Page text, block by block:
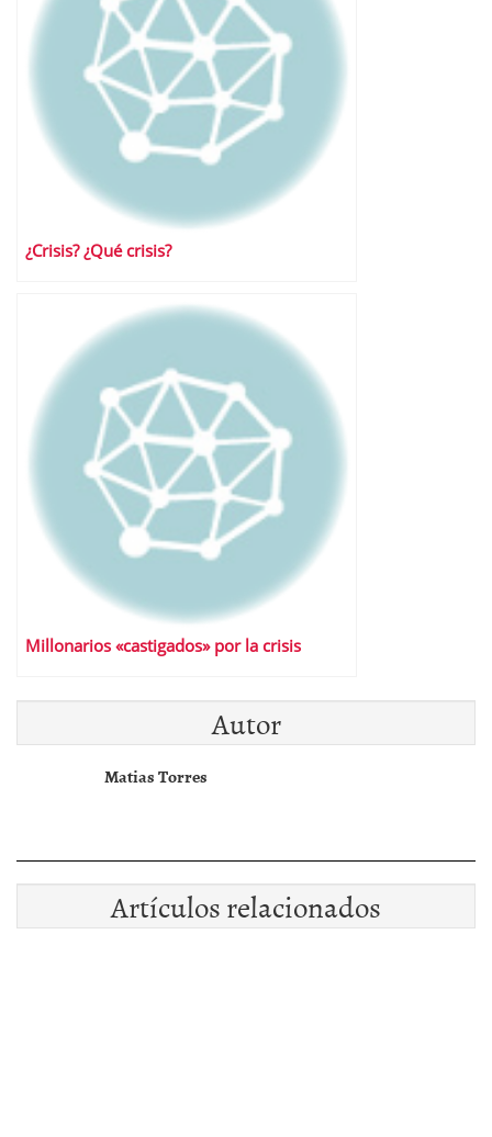
¿Crisis? ¿Qué crisis?
Millonarios «castigados» por la crisis
Autor
Matias Torres
Artículos relacionados